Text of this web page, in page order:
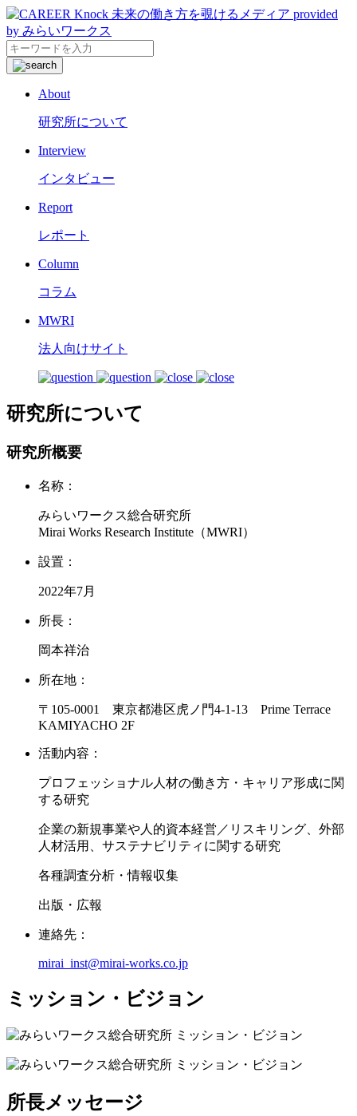
About
研究所について
Interview
インタビュー
Report
レポート
Column
コラム
MWRI
法人向けサイト
研究所について
研究所概要
名称：
みらいワークス総合研究所
Mirai Works Research Institute（MWRI）
設置：
2022年7月
所長：
岡本祥治
所在地：
〒105-0001 東京都港区虎ノ門4-1-13 Prime Terrace
KAMIYACHO 2F
活動内容：
プロフェッショナル人材の働き方・キャリア形成に関
する研究
企業の新規事業や人的資本経営／リスキリング、外部
人材活用、サステナビリティに関する研究
各種調査分析・情報収集
出版・広報
連絡先：
mirai_inst@mirai-works.co.jp
ミッション・ビジョン
所長メッセージ